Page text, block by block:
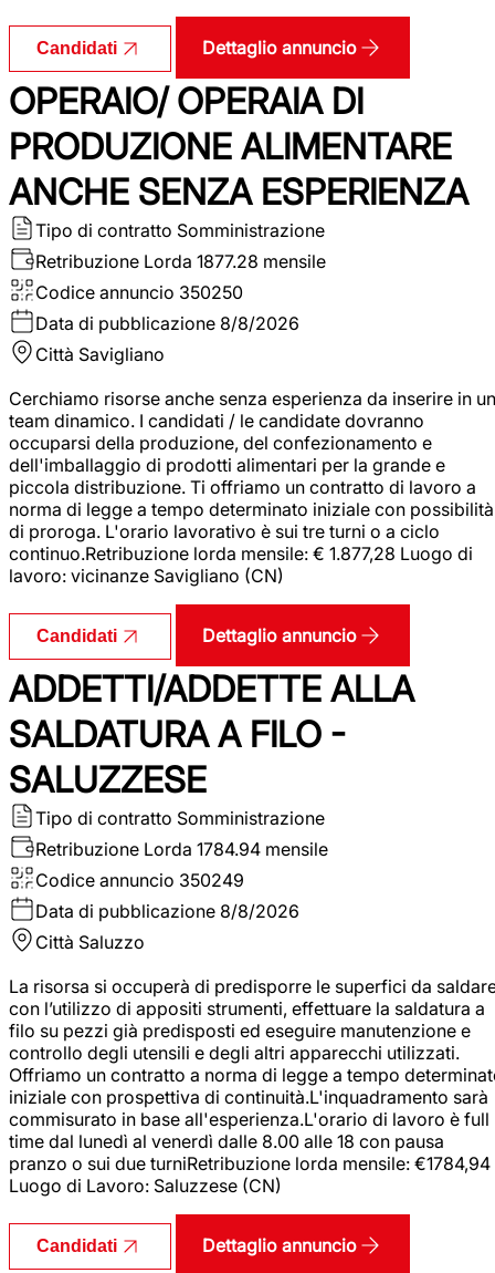
Candidati Dettaglio annuncio
OPERAIO/ OPERAIA DI
PRODUZIONE ALIMENTARE
ANCHE SENZA ESPERIENZA
Tipo di contratto Somministrazione
Retribuzione Lorda 1877.28 mensile
Codice annuncio 350250
Data di pubblicazione 8/8/2026
Città Savigliano
Cerchiamo risorse anche senza esperienza da inserire in un
team dinamico. I candidati / le candidate dovranno
occuparsi della produzione, del confezionamento e
dell'imballaggio di prodotti alimentari per la grande e
piccola distribuzione. Ti offriamo un contratto di lavoro a
norma di legge a tempo determinato iniziale con possibilità
di proroga. L'orario lavorativo è sui tre turni o a ciclo
continuo.Retribuzione lorda mensile: € 1.877,28 Luogo di
lavoro: vicinanze Savigliano (CN)
Candidati Dettaglio annuncio
ADDETTI/ADDETTE ALLA
SALDATURA A FILO -
SALUZZESE
Tipo di contratto Somministrazione
Retribuzione Lorda 1784.94 mensile
Codice annuncio 350249
Data di pubblicazione 8/8/2026
Città Saluzzo
La risorsa si occuperà di predisporre le superfici da
con l’utilizzo di appositi strumenti, effettuare la saldatura a
filo su pezzi già predisposti ed eseguire manutenzione e
controllo degli utensili e degli altri apparecchi utilizzati.
Offriamo un contratto a norma di legge a tempo
iniziale con prospettiva di continuità.L'inquadramento sarà
commisurato in base all'esperienza.L'orario di lavoro è full
time dal lunedì al venerdì dalle 8.00 alle 18 con pausa
pranzo o sui due turniRetribuzione lorda mensile: €1784,94
Luogo di Lavoro: Saluzzese (CN)
Candidati Dettaglio annuncio